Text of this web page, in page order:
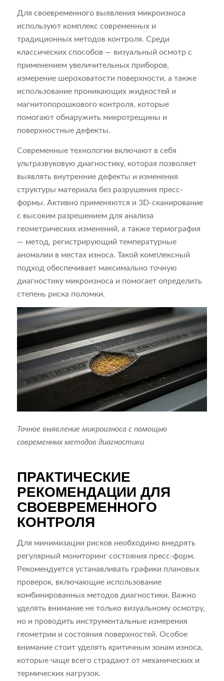
Для своевременного выявления микроизноса
используют комплекс современных и
традиционных методов контроля. Среди
классических способов — визуальный осмотр с
применением увеличительных приборов,
измерение шероховатости поверхности, а также
использование проникающих жидкостей и
магнитопорошкового контроля, которые
помогают обнаружить микротрещины и
поверхностные дефекты.
Современные технологии включают в себя
ультразвуковую диагностику, которая позволяет
выявлять внутренние дефекты и изменения
структуры материала без разрушения пресс-
формы. Активно применяются и 3D-сканирование
с высоким разрешением для анализа
геометрических изменений, а также термография
— метод, регистрирующий температурные
аномалии в местах износа. Такой комплексный
подход обеспечивает максимально точную
диагностику микроизноса и помогает определить
степень риска поломки.
Точное выявление микроизноса с помощью
современных методов диагностики
ПРАКТИЧЕСКИЕ
РЕКОМЕНДАЦИИ ДЛЯ
СВОЕВРЕМЕННОГО
КОНТРОЛЯ
Для минимизации рисков необходимо внедрять
регулярный мониторинг состояния пресс-форм.
Рекомендуется устанавливать графики плановых
проверок, включающие использование
комбинированных методов диагностики. Важно
уделять внимание не только визуальному осмотру,
но и проводить инструментальные измерения
геометрии и состояния поверхностей. Особое
внимание стоит уделять критичным зонам износа,
которые чаще всего страдают от механических и
термических нагрузок.